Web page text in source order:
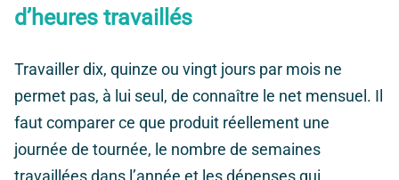
d’heures travaillés
Travailler dix, quinze ou vingt jours par mois ne
permet pas, à lui seul, de connaître le net mensuel. Il
faut comparer ce que produit réellement une
journée de tournée, le nombre de semaines
travaillées dans l’année et les dépenses qui